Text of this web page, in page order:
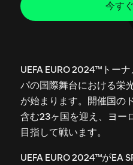
UEFA EURO 2024™トー
パの国際舞台における栄
が始まります。開催国の
含む23ヶ国を迎え、ヨー
目指して戦います。
UEFA EURO 2024™がEA